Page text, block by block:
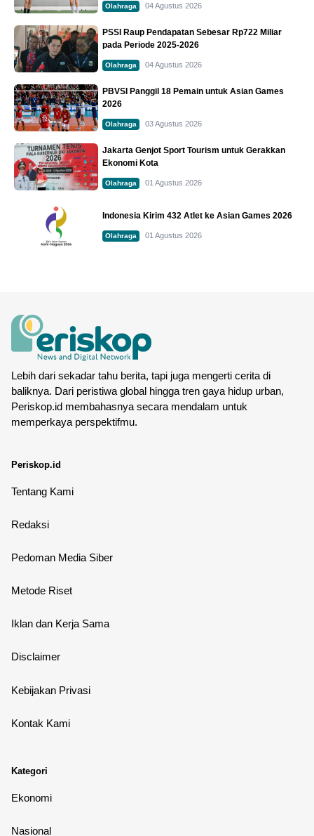
Olahraga 04 Agustus 2026
PSSI Raup Pendapatan Sebesar Rp722 Miliar
pada Periode 2025-2026
Olahraga 04 Agustus 2026
PBVSI Panggil 18 Pemain untuk Asian Games
2026
Olahraga 03 Agustus 2026
Jakarta Genjot Sport Tourism untuk Gerakkan
Ekonomi Kota
Olahraga 01 Agustus 2026
Indonesia Kirim 432 Atlet ke Asian Games 2026
Olahraga 01 Agustus 2026
Lebih dari sekadar tahu berita, tapi juga mengerti cerita di
baliknya. Dari peristiwa global hingga tren gaya hidup urban,
Periskop.id membahasnya secara mendalam untuk
memperkaya perspektifmu.
Periskop.id
Tentang Kami
Redaksi
Pedoman Media Siber
Metode Riset
Iklan dan Kerja Sama
Disclaimer
Kebijakan Privasi
Kontak Kami
Kategori
Ekonomi
Nasional